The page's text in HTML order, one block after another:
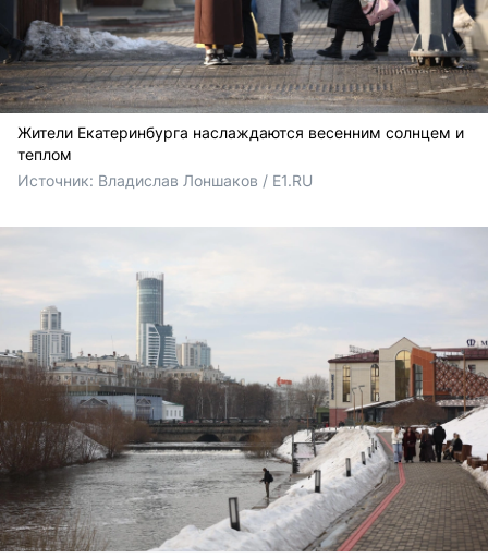
Жители Екатеринбурга наслаждаются весенним солнцем и
теплом
Источник: Владислав Лоншаков / E1.RU